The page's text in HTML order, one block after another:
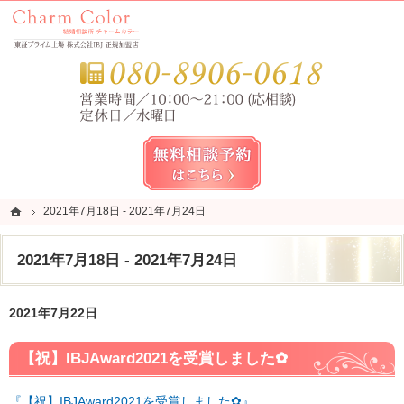
ホーム
2021年7月18日 - 2021年7月24日
2021年7月18日 - 2021年7月24日
錦糸町・亀戸・平井の結婚相談所なら当相談所へ。
錦糸町・亀戸・平井の結婚相談所なら短期成婚を目指すCharm Color (チャームカラー)
2021年7月22日
【祝】IBJAward2021を受賞しました✿
ホーム
2021年7月18日 - 2021年7月24日